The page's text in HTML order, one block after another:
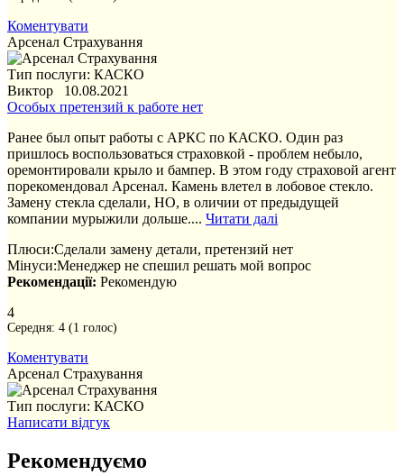
Коментувати
Арсенал Страхування
Тип послуги: КАСКО
Виктор 10.08.2021
Особых претензий к работе нет
Ранее был опыт работы с АРКС по КАСКО. Один раз
пришлось воспользоваться страховкой - проблем небыло,
оремонтировали крыло и бампер. В этом году страховой агент
порекомендовал Арсенал. Камень влетел в лобовое стекло.
Замену стекла сделали, НО, в оличии от предыдущей
компании мурыжили дольше.... Читати далі
Плюси:Сделали замену детали, претензий нет
Мінуси:Менеджер не спешил решать мой вопрос
Рекомендації: Рекомендую
4
Середня: 4 (1 голос)
Коментувати
Арсенал Страхування
Тип послуги: КАСКО
Написати відгук
Рекомендуємо